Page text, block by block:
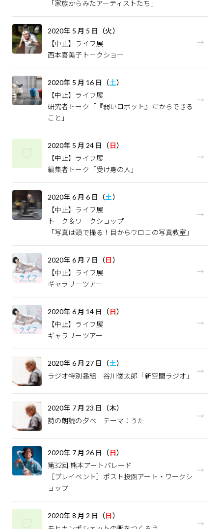
「家族からみたアーティストたち」
2020年 5 月 5 日（火）
【中止】ライフ展
西本喜美子トークショー
2020年 5 月 16 日（土）
【中止】ライフ展
研究者トーク「『弱いロボット』だからできる
こと」
2020年 5 月 24 日（日）
【中止】ライフ展
編集者トーク「受け身の人」
2020年 6月6 日（土）
【中止】ライフ展
トーク＆ワークショップ
「写真は頭で撮る！目からウロコの写真教室」
2020年 6月 7 日（日）
【中止】ライフ展
ギャラリーツアー
2020年 6月 14 日（日）
【中止】ライフ展
ギャラリーツアー
2020年 6月 27 日（土）
ラジオ特別番組 谷川俊太郎「新空間ラジオ」
2020年 7月 23 日（木）
詩の朗読の夕べ テーマ：うた
2020年 7月 26 日（日）
第32回 熊本アートパレード
［プレイベント］ポスト投函アート・ワークシ
ョップ
2020年 8 月 2 日（日）